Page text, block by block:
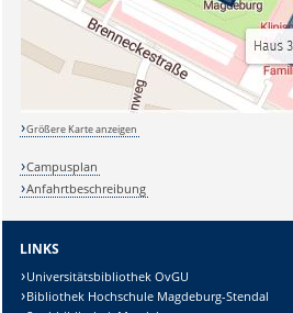
Größere Karte anzeigen
Campusplan
Anfahrtbeschreibung
LINKS
Universitätsbibliothek OvGU
Bibliothek Hochschule Magdeburg-Stendal